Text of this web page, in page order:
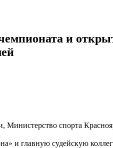
и
Министерство спорта
и главную судейскую